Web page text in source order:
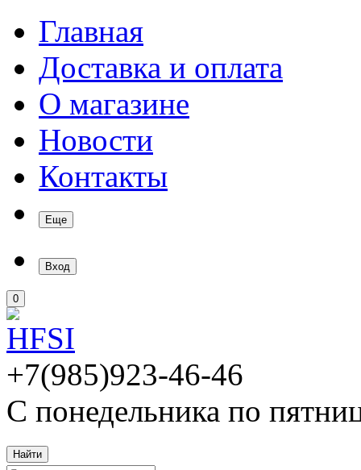
Главная
Доставка и оплата
О магазине
Новости
Контакты
Еще
Вход
0
+7(985)923-46-46
С понедельника по
Найти